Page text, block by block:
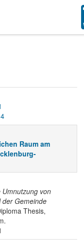
Raum am
Umnutzung von
der Gemeinde
Thesis,